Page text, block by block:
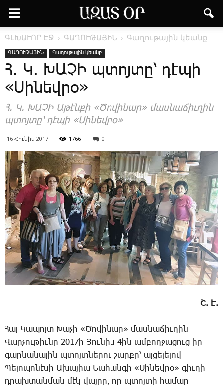
ԳԼԽԱՒՈՐ ԷՋ ԳԱՂՈՒԹԱՅԻՆ Գաղութային կեանք
ԳԱՂՈՒԹԱՅԻՆ Գաղութային կեանք
Հ. Կ. ԽԱՉԻ պտոյտը՝ դէպի
«Սինեվրօ»
Հ. Կ. ԽԱՉԻ Աթէնքի «Ծովինար» մասնաճիւղին
պտոյտը՝ դէպի «Սինեվրօ»
16 Հունիս 2017 1766 0
Շ. Է.
Հայ ­Կա­պոյտ ­Խա­չի «­Ծո­վի­նար» մաս­նա­ճիւ­ղին
­Վար­չու­թիւ­նը 2017ի ­Յու­նիս 4ին ամ­բող­ջա­ցուց իր
գար­նա­նա­յին պտոյտ­նե­րու շար­քը՝ այ­ցե­լե­լով
­Պե­լո­պո­նէ­սի Ա­խա­յիա ­Նա­հան­գի «­Սի­նեվ­րօ» գիւ­ղի
դրախ­տան­ման մէկ վայ­րը, որ պտոյ­տի հա­մար